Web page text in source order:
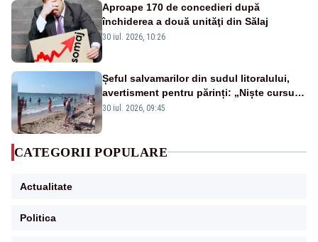
Aproape 170 de concedieri după
închiderea a două unităţi din Sălaj
30 iul. 2026, 10:26
Șeful salvamarilor din sudul litoralului,
avertisment pentru părinți: „Niște cursuri
de înot la piscină nu sunt suficiente”
30 iul. 2026, 09:45
CATEGORII POPULARE
Actualitate
Politica